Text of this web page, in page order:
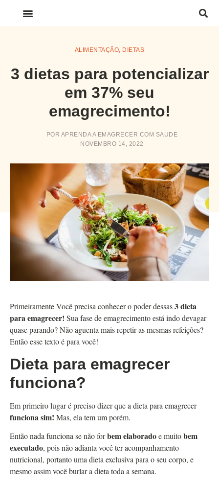
ALIMENTAÇÃO, DIETAS
3 dietas para potencializar
em 37% seu
emagrecimento!
POR APRENDA A EMAGRECER COM SAUDE
NOVEMBRO 14, 2022
Primeiramente Você precisa conhecer o poder dessas3 dieta
para emagrecer! Sua fase de emagrecimento está indo devagar
quase parando? Não aguenta mais repetir as mesmas refeições?
Então esse texto é para você!
Dieta para emagrecer
funciona?
Em primeiro lugar é preciso dizer que a dieta para emagrecer
funciona sim! Mas, ela tem um porém.
Então nada funciona se não forbem elaboradoe muitobem
executado, pois não adianta você ter acompanhamento
nutricional, portanto uma dieta exclusiva para o seu corpo, e
mesmo assim você burlar a dieta toda a semana.